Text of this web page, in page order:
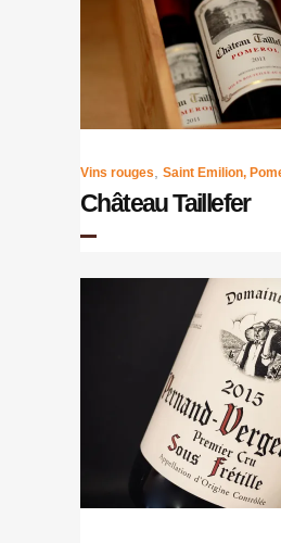
Vins rouges Saint Emilion,
Château Taillefer